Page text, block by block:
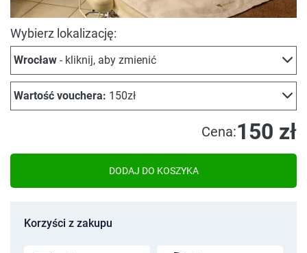
Wybierz lokalizację:
Wrocław - kliknij, aby zmienić
Wartość vouchera: 150zł
Cena:150 zł
DODAJ DO KOSZYKA
Korzyści z zakupu